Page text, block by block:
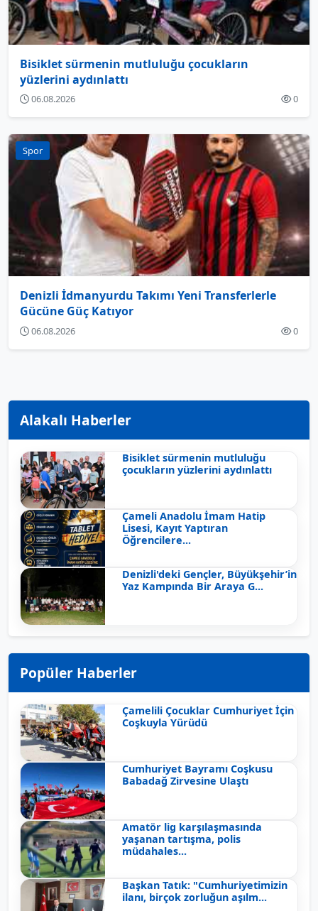
Bisiklet sürmenin mutluluğu çocukların
yüzlerini aydınlattı
06.08.2026 0
Spor
Denizli İdmanyurdu Takımı Yeni Transferlerle
Gücüne Güç Katıyor
06.08.2026 0
Alakalı Haberler
Bisiklet sürmenin mutluluğu
çocukların yüzlerini aydınlattı
Çameli Anadolu İmam Hatip
Lisesi, Kayıt Yaptıran
Öğrencilere...
Denizli'deki Gençler, Büyükşehir’in
Yaz Kampında Bir Araya G...
Popüler Haberler
Çamelili Çocuklar Cumhuriyet İçin
Coşkuyla Yürüdü
Cumhuriyet Bayramı Coşkusu
Babadağ Zirvesine Ulaştı
Amatör lig karşılaşmasında
yaşanan tartışma, polis
müdahales...
Başkan Tatık: "Cumhuriyetimizin
ilanı, birçok zorluğun aşılm...